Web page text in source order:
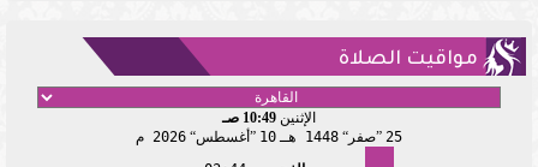
مواقيت الصلاة
الإثنين 10:49 صـ
25 صفر 1448 هـ 10 أغسطس 2026 م